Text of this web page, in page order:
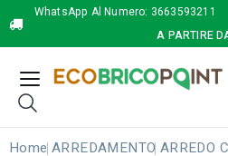
WhatsApp Al Numero: 3663593211
A PARTIRE
Home ARREDAMENTO ARREDO